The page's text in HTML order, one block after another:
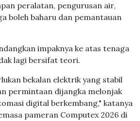
peralatan, pengurusan air,
boleh baharu dan pemantauan
impaknya ke atas tenaga
lagi bersifat teori.
bekalan elektrik yang stabil
permintaan dijangka melonjak
digital berkembang," katanya
pameran Computex 2026 di